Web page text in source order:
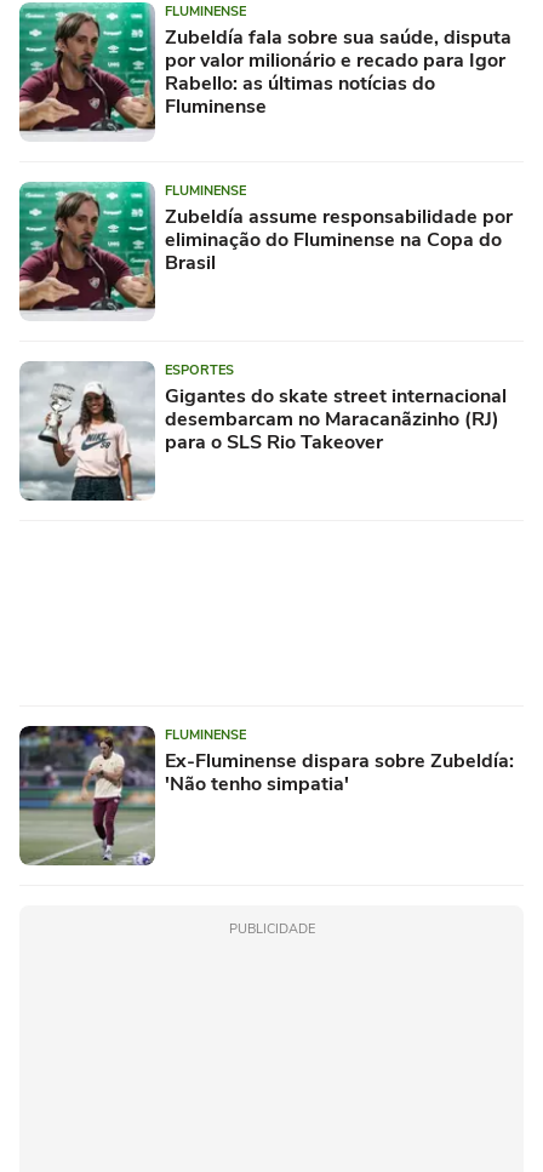
FLUMINENSE
Zubeldía fala sobre sua saúde, disputa
por valor milionário e recado para Igor
Rabello: as últimas notícias do
Fluminense
FLUMINENSE
Zubeldía assume responsabilidade por
eliminação do Fluminense na Copa do
Brasil
ESPORTES
Gigantes do skate street internacional
desembarcam no Maracanãzinho (RJ)
para o SLS Rio Takeover
FLUMINENSE
Ex-Fluminense dispara sobre Zubeldía:
'Não tenho simpatia'
PUBLICIDADE